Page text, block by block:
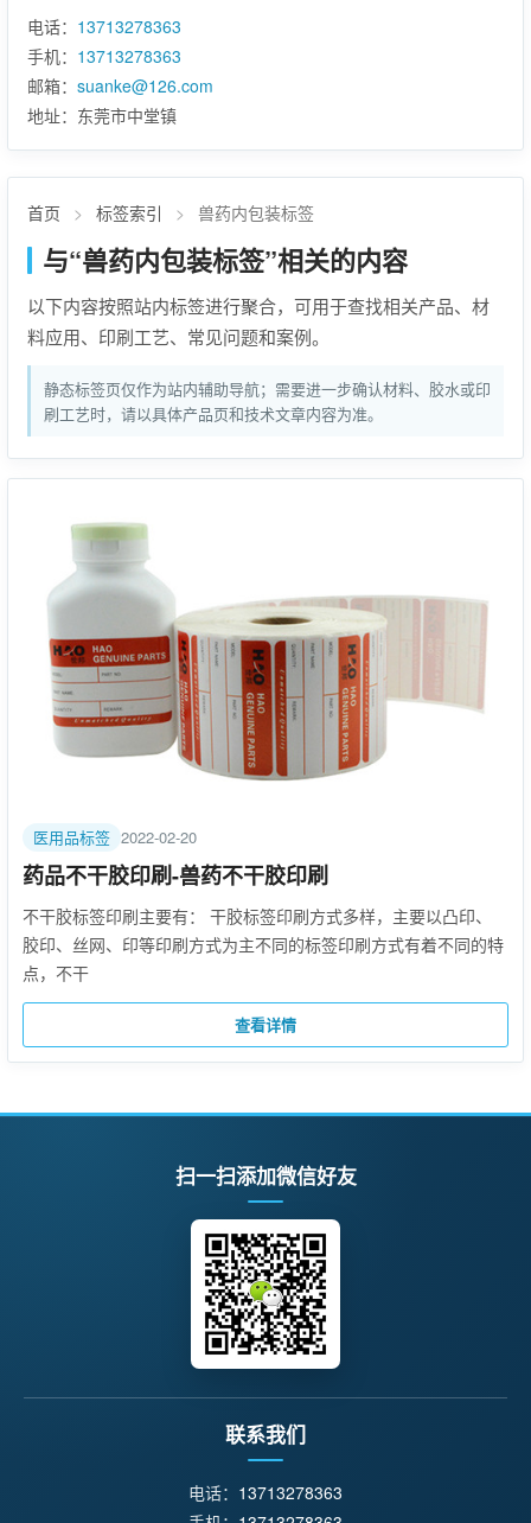
电话： 13713278363
手机： 13713278363
邮箱： suanke@126.com
地址：东莞市中堂镇
首页 > 标签索引 > 兽药内包装标签
与“兽药内包装标签”相关的内容
以下内容按照站内标签进行聚合，可用于查找相关产品、材
料应用、印刷工艺、常见问题和案例。
静态标签页仅作为站内辅助导航；需要进一步确认材料、胶水或印
刷工艺时，请以具体产品页和技术文章内容为准。
医用品标签 2022-02-20
药品不干胶印刷-兽药不干胶印刷
不干胶标签印刷主要有： 干胶标签印刷方式多样，主要以凸印、
胶印、丝网、印等印刷方式为主不同的标签印刷方式有着不同的特
点，不干
查看详情
扫一扫添加微信好友
联系我们
电话： 13713278363